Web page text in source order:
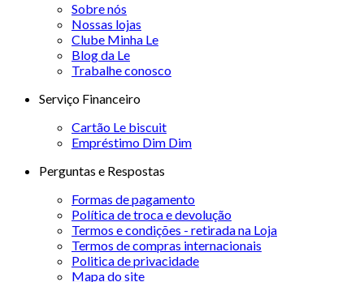
Sobre nós
Nossas lojas
Clube Minha Le
Blog da Le
Trabalhe conosco
Serviço Financeiro
Cartão Le biscuit
Empréstimo Dim Dim
Perguntas e Respostas
Formas de pagamento
Política de troca e devolução
Termos e condições - retirada na Loja
Termos de compras internacionais
Politica de privacidade
Mapa do site